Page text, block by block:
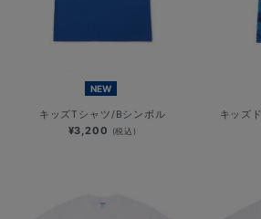
NEW
キッズTシャツ/Bシンボル
¥3,200 (税込)
キッズ